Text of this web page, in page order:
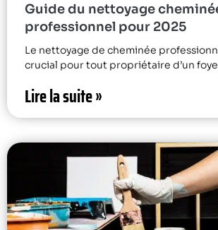
Guide du nettoyage
professionnel pour 2025
Le nettoyage de cheminée
crucial pour tout propriétaire d’un
Lire la suite »